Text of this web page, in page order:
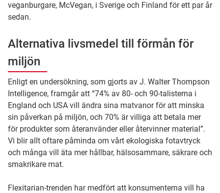
veganburgare, McVegan, i Sverige och Finland för ett par år
sedan.
Alternativa livsmedel till förmån för
miljön
Enligt en undersökning, som gjorts av J. Walter Thompson
Intelligence, framgår att “74% av 80- och 90-talisterna i
England och USA vill ändra sina matvanor för att minska
sin påverkan på miljön, och 70% är villiga att betala mer
för produkter som återanvänder eller återvinner material”.
Vi blir allt oftare påminda om vårt ekologiska fotavtryck
och många vill äta mer hållbar, hälsosammare, säkrare och
smakrikare mat.
Flexitarian-trenden har medfört att konsumenterna vill ha